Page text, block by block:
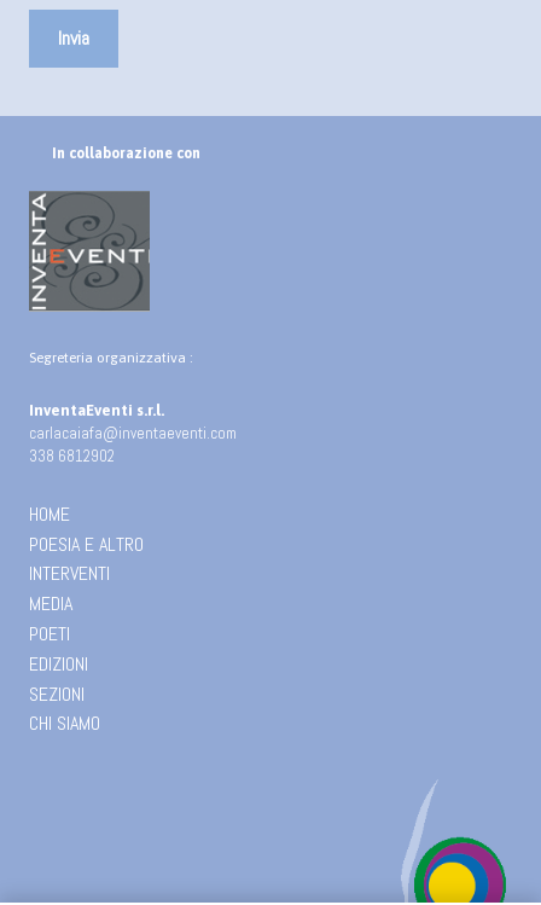
In collaborazione con
Segreteria organizzativa :
InventaEventi s.r.l.
carlacaiafa@inventaeventi.com
338 6812902
HOME
POESIA E ALTRO
INTERVENTI
MEDIA
POETI
EDIZIONI
SEZIONI
CHI SIAMO